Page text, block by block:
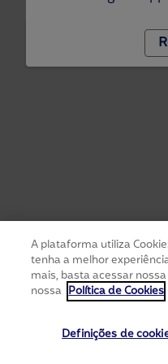
A plataforma utiliza
tenha a melhor
mais, basta acessar
nossa Política de Cookies
Definições de